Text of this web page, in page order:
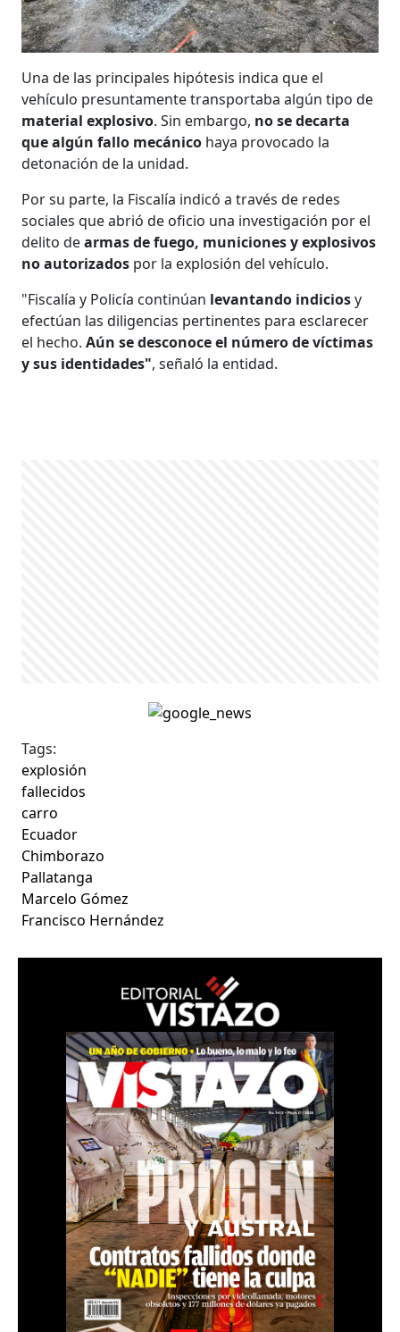
Una de las principales hipótesis indica que el
vehículo presuntamente transportaba algún tipo de
material explosivo. Sin embargo, no se decarta
que algún fallo mecánico haya provocado la
detonación de la unidad.
Por su parte, la Fiscalía indicó a través de redes
sociales que abrió de oficio una investigación por el
delito dearmas de fuego, municiones y explosivos
no autorizados por la explosión del vehículo.
"Fiscalía y Policía continúan levantando indiciosy
efectúan las diligencias pertinentes para esclarecer
el hecho.Aún se desconoce el número de víctimas
y sus identidades", señaló la entidad.
Tags:
explosión
fallecidos
carro
Ecuador
Chimborazo
Pallatanga
Marcelo Gómez
Francisco Hernández